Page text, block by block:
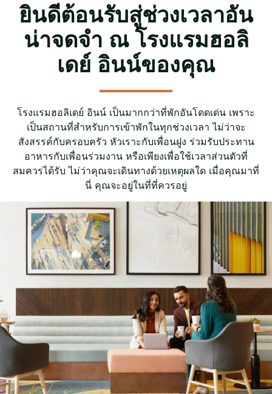
ยินดีต้อนรับสู่ช่วงเวลาอัน
น่าจดจำ ณ โรงแรมฮอลิ
เดย์ อินน์ของคุณ
โรงแรมฮอลิเดย์ อินน์ เป็นมากกว่าที่พักอันโดดเด่น เพราะ
เป็นสถานที่สำหรับการเข้าพักในทุกช่วงเวลา ไม่ว่าจะ
สังสรรค์กับครอบครัว หัวเราะกับเพื่อนฝูง ร่วมรับประทาน
อาหารกับเพื่อนร่วมงาน หรือเพียงเพื่อใช้เวลาส่วนตัวที่
สมควรได้รับ ไม่ว่าคุณจะเดินทางด้วยเหตุผลใด เมื่อคุณมาที่
นี่ คุณจะอยู่ในที่ที่ควรอยู่